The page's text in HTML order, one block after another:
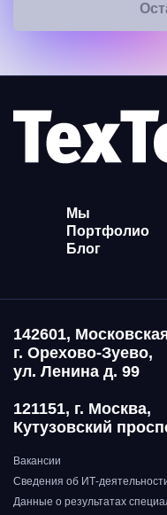
Мы
Портфолио
Блог
142601,
г. Орехово-Зуево,
ул. Ленина д. 99
121151, г. Москва,
Кутузовский
Вакансии
Сведения об ИТ-
Данные о результатах